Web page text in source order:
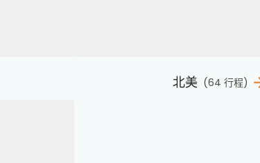
北美 (64 行程)